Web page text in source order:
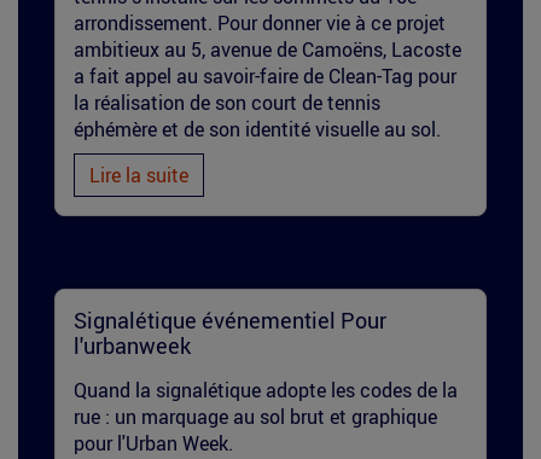
arrondissement. Pour donner vie à ce projet
ambitieux au 5, avenue de Camoëns, Lacoste
a fait appel au savoir-faire de Clean-Tag pour
la réalisation de son court de tennis
éphémère et de son identité visuelle au sol.
Lire la suite
marquage-
signaletique-
urbanweek.jpg
Signalétique événementiel Pour
l'urbanweek
Quand la signalétique adopte les codes de la
rue : un marquage au sol brut et graphique
pour l'Urban Week.